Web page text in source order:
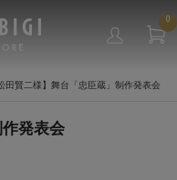
0
田賢二様】舞台「忠臣蔵」制作発表会
作発表会